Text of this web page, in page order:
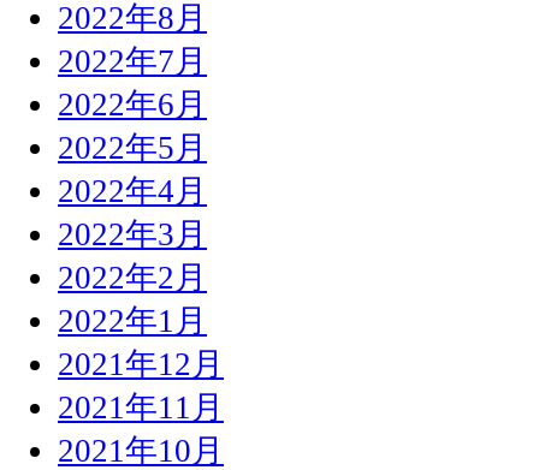
2022年8月
2022年7月
2022年6月
2022年5月
2022年4月
2022年3月
2022年2月
2022年1月
2021年12月
2021年11月
2021年10月